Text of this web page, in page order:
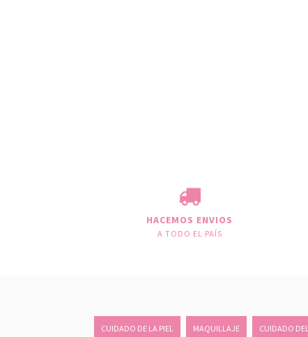
HACEMOS ENVIOS
A TODO EL PAÍS
CUIDADO DE LA PIEL MAQUILLAJE CUIDADO